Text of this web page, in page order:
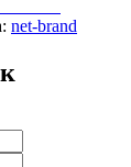
net-brand